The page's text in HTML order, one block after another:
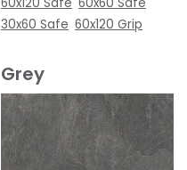
30x60 Safe 60x120 Grip
Grey